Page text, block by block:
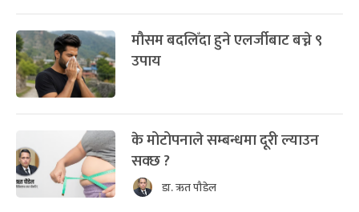
मौसम बदलिँदा हुने एलर्जीबाट बच्ने ९
उपाय
के मोटोपनाले सम्बन्धमा दूरी ल्याउन
सक्छ ?
डा. ऋत पौडेल